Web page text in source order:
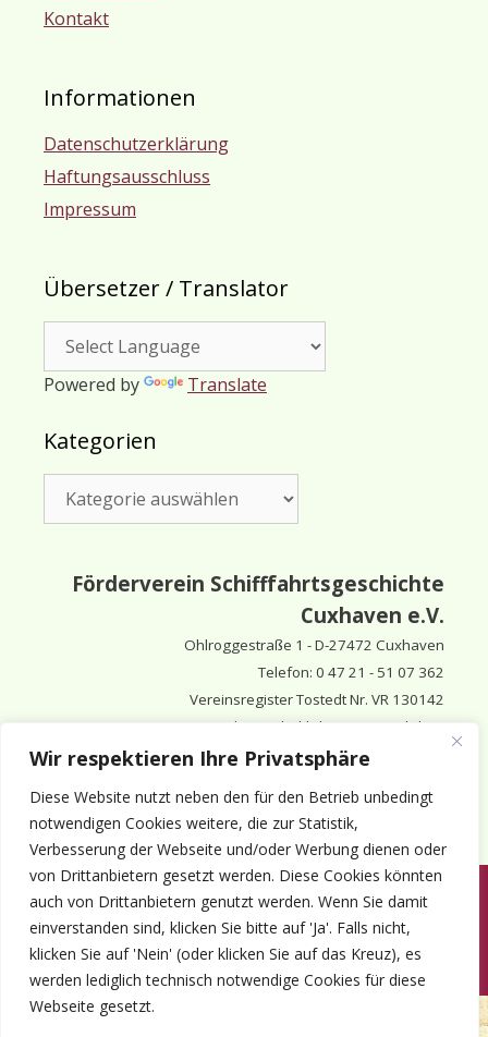
Wir respektieren Ihre Privatsphäre
Diese Website nutzt neben den für den Betrieb unbedingt
notwendigen Cookies weitere, die zur Statistik,
Verbesserung der Webseite und/oder Werbung dienen oder
von Drittanbietern gesetzt werden. Diese Cookies könnten
auch von Drittanbietern genutzt werden. Wenn Sie damit
einverstanden sind, klicken Sie bitte auf 'Ja'. Falls nicht,
klicken Sie auf 'Nein' (oder klicken Sie auf das Kreuz), es
werden lediglich technisch notwendige Cookies für diese
Webseite gesetzt.
Kontakt
Informationen
Datenschutzerklärung
Haftungsausschluss
Impressum
Übersetzer / Translator
Powered by Translate
Kategorien
Kategorien
Förderverein Schifffahrtsgeschichte
Cuxhaven e.V.
Ohlroggestraße 1 - D-27472 Cuxhaven
Telefon: 0 47 21 - 51 07 362
Vereinsregister Tostedt Nr. VR 130142
Vorsitzender & inhaltlich Verantwortlicher:
Horst Huthsfeldt
Stellv. Vorsitzender: Eberhard Hewicker
Anmelden Aktuelles Termine Mitgliedschaft
Kontakt
© 1980-2026 Förderverein Schifffahrtsgeschichte Cuxhaven e.V. · ©
2022-2026 made and supported by Intercura